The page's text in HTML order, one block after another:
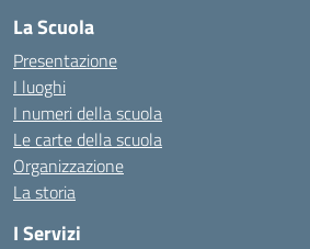
La Scuola
Presentazione
I luoghi
I numeri della scuola
Le carte della scuola
Organizzazione
La storia
I Servizi